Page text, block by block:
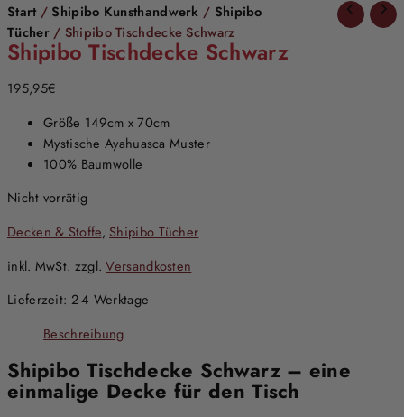
Start / Shipibo Kunsthandwerk / Shipibo
Tücher/ Shipibo Tischdecke Schwarz
Shipibo Tischdecke Schwarz
195,95€
Größe 149cm x 70cm
Mystische Ayahuasca Muster
100% Baumwolle
Nicht vorrätig
Decken & Stoffe, Shipibo Tücher
inkl. MwSt. zzgl.Versandkosten
Lieferzeit: 2-4 Werktage
Beschreibung
Shipibo Tischdecke Schwarz – eine
einmalige Decke für den Tisch